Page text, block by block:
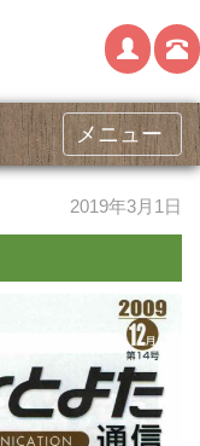
メニュー
2019年3月1日